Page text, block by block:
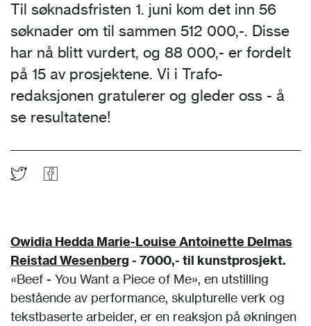
Til søknadsfristen 1. juni kom det inn 56
søknader om til sammen 512 000,-. Disse
har nå blitt vurdert, og 88 000,- er fordelt
på 15 av prosjektene. Vi i Trafo-
redaksjonen gratulerer og gleder oss - å
se resultatene!
Owidia Hedda Marie-Louise Antoinette Delmas
Reistad Wesenberg - 7000,- til kunstprosjekt.
«Beef - You Want a Piece of Me», en utstilling
bestående av performance, skulpturelle verk og
tekstbaserte arbeider, er en reaksjon på økningen